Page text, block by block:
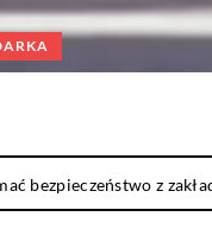
bezpieczeństwo z